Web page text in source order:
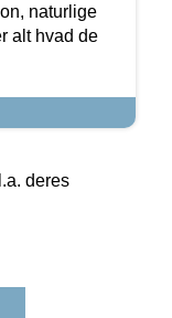
naturlige
alt hvad de
deres